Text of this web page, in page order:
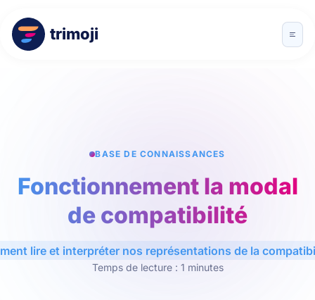
trimoji
BASE DE CONNAISSANCES
Fonctionnement la modal
de compatibilité
lire et interpréter nos représentations de la
Temps de lecture : 1 minutes